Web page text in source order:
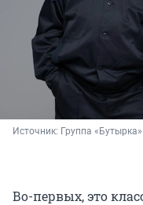
Источник: Группа
Во-первых, это